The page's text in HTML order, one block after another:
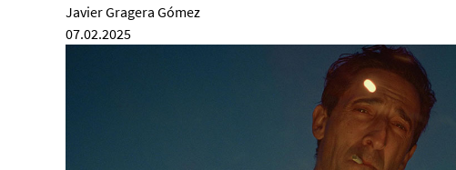
Javier Gragera Gómez
07.02.2025